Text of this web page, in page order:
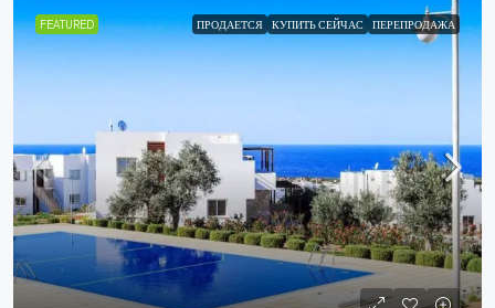
FEATURED ПРОДАЕТСЯ КУПИТЬ СЕЙЧАС ПЕРЕПРОДАЖА